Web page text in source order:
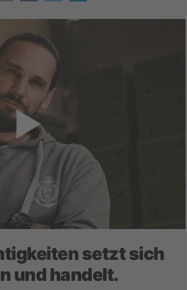
setzt sich
und handelt.